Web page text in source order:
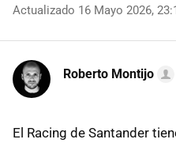
Actualizado 16 Mayo 2026,
Roberto Montijo
El Racing de Santander